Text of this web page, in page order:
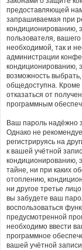
предоставляющей
запрашиваемая при
кондиционированию,
пользователя,
необходимой, так и
администрации
кондиционированию,
возможность
общедоступна. Кроме
отказаться от
программным
Ваш пароль надёжно
Однако не
регистрируясь на
к вашей учётной
кондиционированию,
тайне, ни при каких
отоплению,
ни другое третье
вы забудете ваш
воспользоваться
предусмотренной
необходимо ввести
программное
вашей учётной